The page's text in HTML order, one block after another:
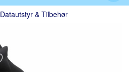
Datautstyr & Tilbehør